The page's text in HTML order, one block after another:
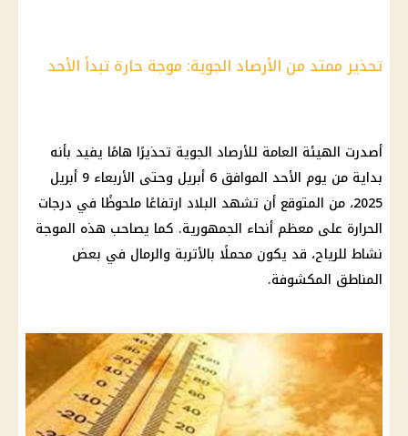
تحذير ممتد من الأرصاد الجوية: موجة حارة تبدأ الأحد
أصدرت الهيئة العامة للأرصاد الجوية تحذيرًا هامًا يفيد بأنه
بداية من يوم الأحد الموافق 6 أبريل وحتى الأربعاء 9 أبريل
2025، من المتوقع أن تشهد البلاد ارتفاعًا ملحوظًا في درجات
الحرارة على معظم أنحاء الجمهورية. كما يصاحب هذه الموجة
نشاط للرياح، قد يكون محملًا بالأتربة والرمال في بعض
المناطق المكشوفة.